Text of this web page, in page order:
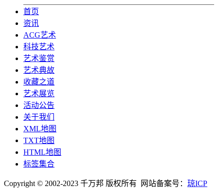
首页
资讯
ACG艺术
科技艺术
艺术鉴赏
艺术典故
收藏之道
艺术展览
活动公告
关于我们
XML地图
TXT地图
HTML地图
标签集合
Copyright © 2002-2023 千万邦 版权所有 网站备案号： 琼ICP